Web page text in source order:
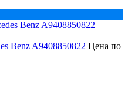
Benz A9408850822 Цена по